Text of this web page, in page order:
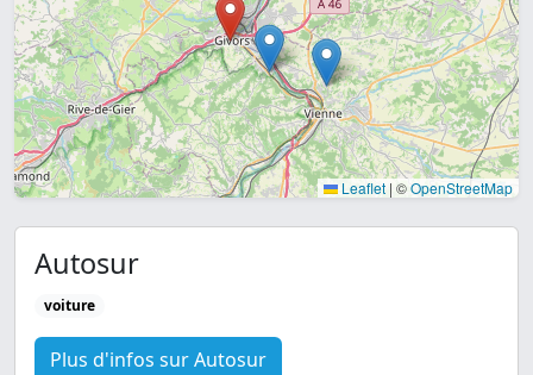
Leaflet | ©OpenStreetMap
Autosur
voiture
Plus d'infos sur Autosur